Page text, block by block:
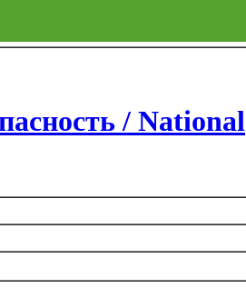
/ National